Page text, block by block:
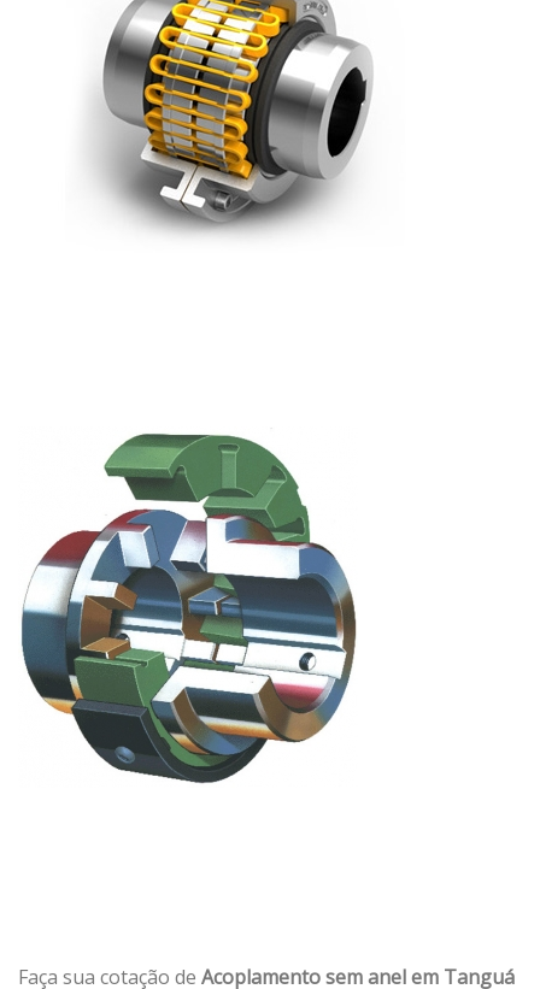
Faça sua cotação de Acoplamento sem anel em Tanguá